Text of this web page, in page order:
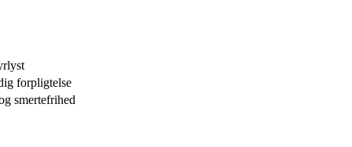
forpligtelse
smertefrihed